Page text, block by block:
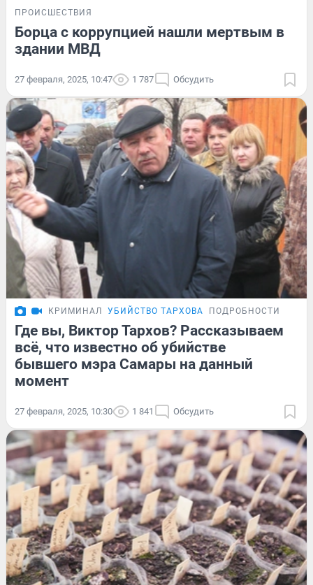
ПРОИСШЕСТВИЯ
Борца с коррупцией нашли мертвым в
здании МВД
27 февраля, 2025, 10:47 1 787 Обсудить
КРИМИНАЛ УБИЙСТВО ТАРХОВА ПОДРОБНОСТИ
Где вы, Виктор Тархов? Рассказываем
всё, что известно об убийстве
бывшего мэра Самары на данный
момент
27 февраля, 2025, 10:30 1 841 Обсудить